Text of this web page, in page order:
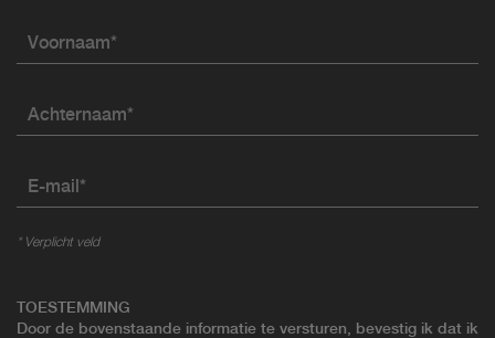
Voornaam*
Achternaam*
E-mail*
* Verplicht veld
TOESTEMMING
Door de bovenstaande informatie te versturen, bevestig ik dat ik